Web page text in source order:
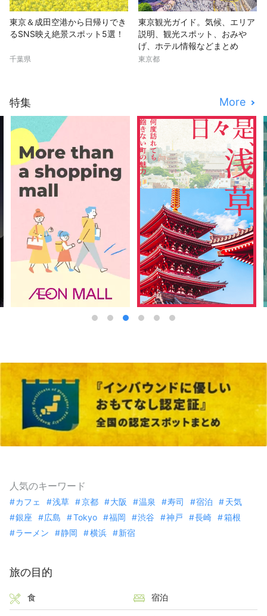
東京＆成田空港から日帰りでき
るSNS映え絶景スポット5選！
千葉県
東京観光ガイド。気候、エリア
説明、観光スポット、おみや
げ、ホテル情報などまとめ
東京都
特集 More
人気のキーワード
カフェ 浅草 京都 大阪 温泉 寿司 宿泊
天気
銀座
広島 Tokyo 福岡 渋谷 神戸 長崎
箱根
ラーメン
静岡 横浜 新宿
旅の目的
食 宿泊